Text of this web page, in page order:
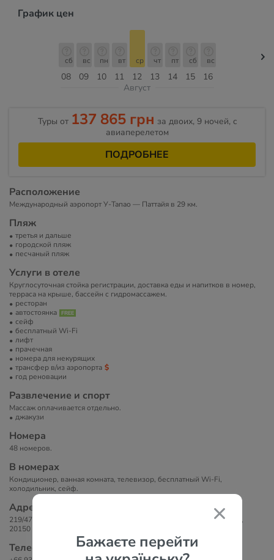
Бажаєте перейти
График цен
08
сб
09
вс
10
пн
11
вт
12
ср
13
чт
14
пт
15
сб
16
вс
Август
Туры от 137 865 грн за двоих, 9 ночей, c
авиаперелетом
ПОДРОБНЕЕ
Расположение
Международный аэропорт У-Тапао — Паттайя в 29 км.
Пляж
третья и дальше
городской пляж
песчаный пляж
Услуги в отеле
Круглосуточная стойка регистрации, доставка еды и напитков в номер,
терраса на крыше, бассейн с гидромассажем.
ресторан
автостоянка
сейф
бесплатный Wi-Fi
лифт
прачечная
номера для некурящих
трансфер в/из аэропорта
год реновации
Развлечение и спорт
Массаж оплачивается отдельно.
джакузи
Номера
48 номеров.
В номерах
Кондиционер, ванная комната, телевизор, бесплатный Wi-Fi,
холодильник, сейф.
Адрес
219/47, Moo 9 Nongprue, Banglamung Sai 2, Central Pattaya, Thailand,
20150 Паттайя, Таиланд
Телефоны